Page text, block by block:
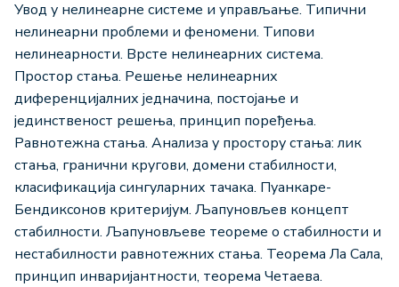
Увод у нелинеарне системе и управљање. Типични
нелинеарни проблеми и феномени. Типови
нелинеарности. Врсте нелинеарних система.
Простор стања. Решење нелинеарних
диференцијалних једначина, постојање и
јединственост решења, принцип поређења.
Равнотежна стања. Анализа у простору стања: лик
стања, гранични кругови, домени стабилности,
класификација сингуларних тачака. Пуанкаре-
Бендиксонов критеријум. Љапуновљев концепт
стабилности. Љапуновљеве теореме о стабилности и
нестабилности равнотежних стања. Теорема Ла Сала,
принцип инваријантности, теорема Четаева.